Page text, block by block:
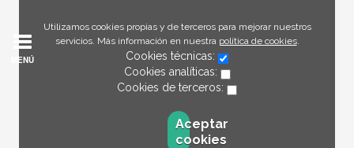
Utilizamos cookies propias y de terceros para mejorar nuestros
servicios. Más información en nuestra política de cookies.
Cookies técnicas:
Cookies analíticas:
Cookies de terceros:
Aceptar
cookies
MENÚ